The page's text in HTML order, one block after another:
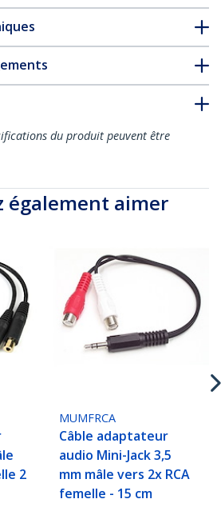
du produit peuvent être
également aimer
2
MUMFRCA
Câble adaptateur
audio Mini-Jack 3,5
mm mâle vers 2x RCA
femelle - 15 cm